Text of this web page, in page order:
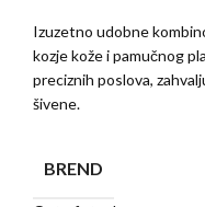
Izuzetno udobne
kozje kože i pamučnog
preciznih poslova,
šivene.
BREND